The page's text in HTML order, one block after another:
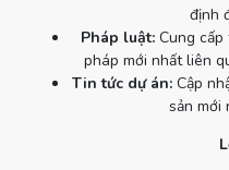
định
Pháp luật:Cung cấp
pháp mới nhất liên
Tin tức dự án:Cập
sản mới